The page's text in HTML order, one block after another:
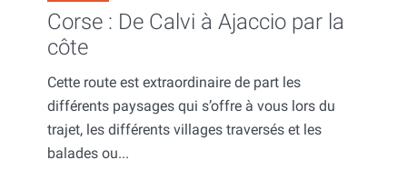
Corse : De Calvi à Ajaccio par la
côte
Cette route est extraordinaire de part les
différents paysages qui s’offre à vous lors du
trajet, les différents villages traversés et les
balades ou...